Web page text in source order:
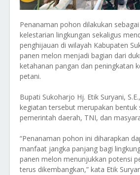
Penanaman pohon dilakukan
kelestarian lingkungan sekaligus
penghijauan di wilayah Kabupaten
panen melon menjadi bagian dari
ketahanan pangan dan peningkatan
petani.
Bupati Sukoharjo Hj. Etik Suryani,
kegiatan tersebut merupakan bentuk
pemerintah daerah, TNI, dan
“Penanaman pohon ini diharapkan
manfaat jangka panjang bagi
panen melon menunjukkan potensi
terus dikembangkan,” kata Etik